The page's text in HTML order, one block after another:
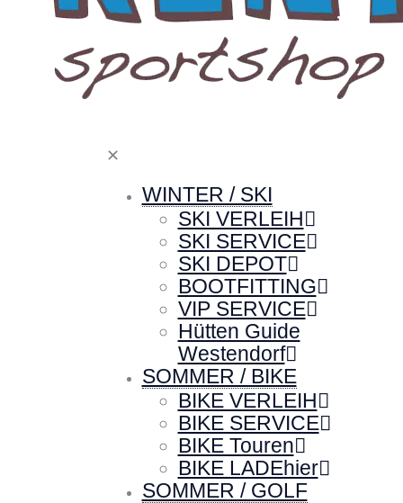
✕
WINTER / SKI
SKI VERLEIH
SKI SERVICE
SKI DEPOT
BOOTFITTING
VIP SERVICE
Hütten Guide
Westendorf
SOMMER / BIKE
BIKE VERLEIH
BIKE SERVICE
BIKE Touren
BIKE LADEhier
SOMMER / GOLF